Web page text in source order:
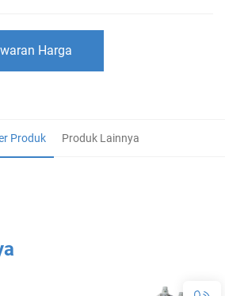
Harga
Produk Produk Lainnya